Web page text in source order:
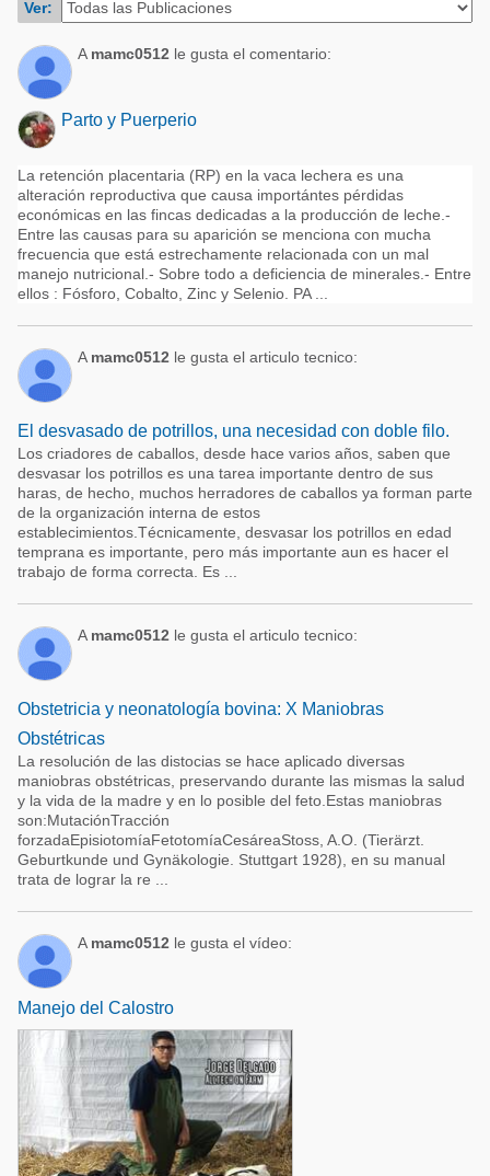
Acuacultura
Micotoxinas
Avicultura
Porcicultura
Lechería
Balanceados - Piensos
Comunidades en portugués
Micotoxinas
Avicultura
Porcicultura
Ganadería
Lechería
Ver:
A mamc0512 le gusta el comentario:
Parto y Puerperio
La retención placentaria (RP) en la vaca lechera es una
alteración reproductiva que causa importántes pérdidas
económicas en las fincas dedicadas a la producción de leche.-
Entre las causas para su aparición se menciona con mucha
frecuencia que está estrechamente relacionada con un mal
manejo nutricional.- Sobre todo a deficiencia de minerales.- Entre
ellos : Fósforo, Cobalto, Zinc y Selenio. PA ...
A mamc0512 le gusta el articulo tecnico:
El desvasado de potrillos, una necesidad con doble filo.
Los criadores de caballos, desde hace varios años, saben que
desvasar los potrillos es una tarea importante dentro de sus
haras, de hecho, muchos herradores de caballos ya forman parte
de la organización interna de estos
establecimientos.Técnicamente, desvasar los potrillos en edad
temprana es importante, pero más importante aun es hacer el
trabajo de forma correcta. Es ...
A mamc0512 le gusta el articulo tecnico:
Obstetricia y neonatología bovina: X Maniobras
Obstétricas
La resolución de las distocias se hace aplicado diversas
maniobras obstétricas, preservando durante las mismas la salud
y la vida de la madre y en lo posible del feto.Estas maniobras
son:MutaciónTracción
forzadaEpisiotomíaFetotomíaCesáreaStoss, A.O. (Tierärzt.
Geburtkunde und Gynäkologie. Stuttgart 1928), en su manual
trata de lograr la re ...
A mamc0512 le gusta el vídeo:
Manejo del Calostro